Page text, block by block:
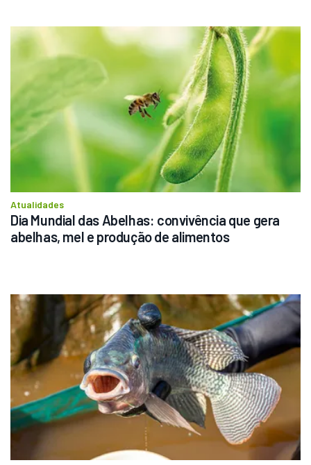
Atualidades
Dia Mundial das Abelhas: convivência que gera
abelhas, mel e produção de alimentos